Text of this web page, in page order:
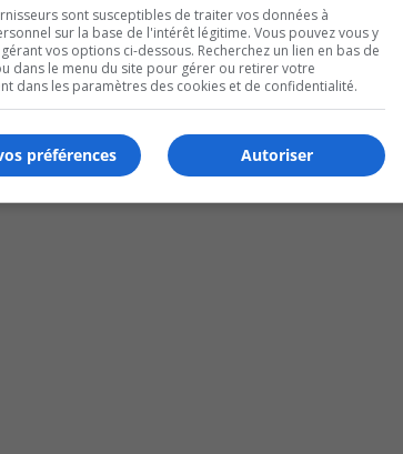
fortes pluies
sont susceptibles de traiter vos données à
sur la base de l'intérêt légitime. Vous pouvez vous y
vos options ci-dessous. Recherchez un lien en bas de
dans le menu du site pour gérer ou retirer votre
dans les paramètres des cookies et de confidentialité.
Autoriser
préférences